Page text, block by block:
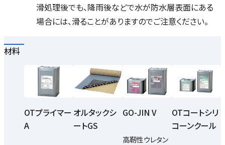
滑処理後でも、降雨後などで水が防水層表面にある
場合には、滑ることがありますのでご注意ください。
材料
OTプライマー
A
オルタックシ
ートGS
GO-JIN V
高靭性ウレタン
OTコートシリ
コーンクール